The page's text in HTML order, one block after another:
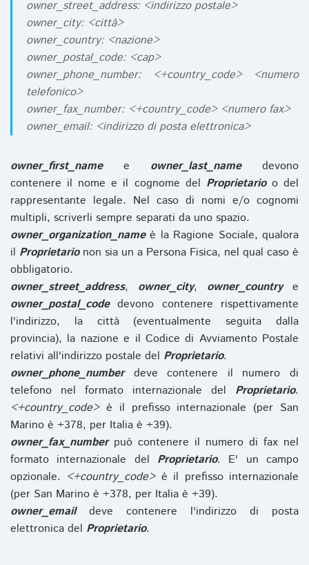
owner_street_address: <indirizzo postale>
owner_city: <città>
owner_country: <nazione>
owner_postal_code: <cap>
owner_phone_number: <+country_code> <numero
telefonico>
owner_fax_number: <+country_code> <numero fax>
owner_email: <indirizzo di posta elettronica>
owner_first_namee owner_last_namedevono
contenere il nome e il cognome del Proprietarioo del
rappresentante legale. Nel caso di nomi e/o cognomi
multipli, scriverli sempre separati da uno spazio.
owner_organization_nameè la Ragione Sociale, qualora
il Proprietarionon sia un a Persona Fisica, nel qual caso è
obbligatorio.
owner_street_address, owner_city, owner_countrye
owner_postal_codedevono contenere rispettivamente
l'indirizzo, la città (eventualmente seguita dalla
provincia), la nazione e il Codice di Avviamento Postale
relativi all'indirizzo postale del Proprietario.
owner_phone_numberdeve contenere il numero di
telefono nel formato internazionale del Proprietario.
<+country_code>è il prefisso internazionale (per San
Marino è +378, per Italia è +39).
owner_fax_numberpuò contenere il numero di fax nel
formato internazionale del Proprietario. E' un campo
opzionale. <+country_code>è il prefisso internazionale
(per San Marino è +378, per Italia è +39).
owner_emaildeve contenere l'indirizzo di posta
elettronica del Proprietario.